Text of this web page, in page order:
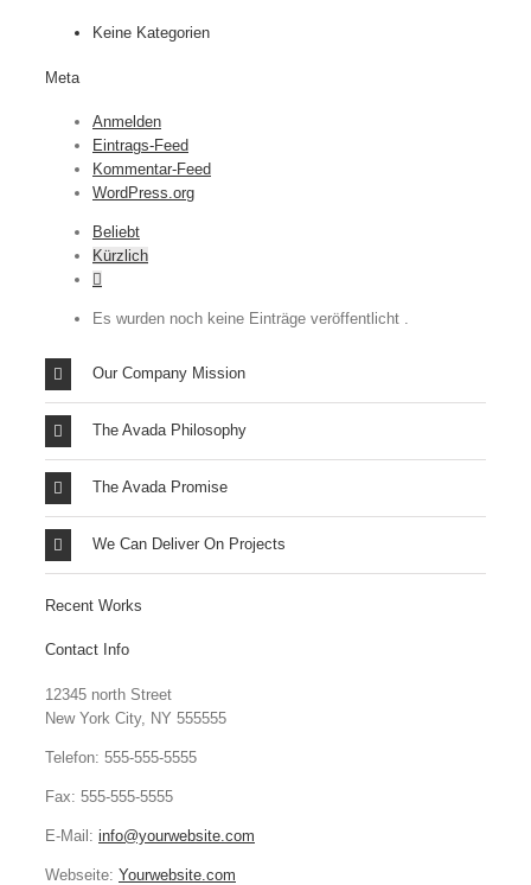
Keine Kategorien
Meta
Anmelden
Eintrags-Feed
Kommentar-Feed
WordPress.org
Beliebt
Kürzlich
Es wurden noch keine Einträge veröffentlicht .
Our Company Mission
The Avada Philosophy
The Avada Promise
We Can Deliver On Projects
Recent Works
Contact Info
12345 north Street
New York City, NY 555555
Telefon: 555-555-5555
Fax: 555-555-5555
E-Mail: info@yourwebsite.com
Webseite: Yourwebsite.com